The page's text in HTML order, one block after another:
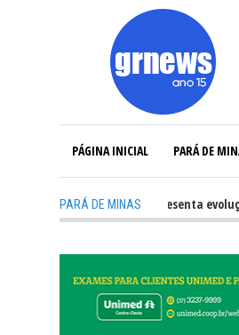
PÁGINA INICIAL PARÁ DE
PARÁ DE MINAS
Ensino Médio apresenta evolução